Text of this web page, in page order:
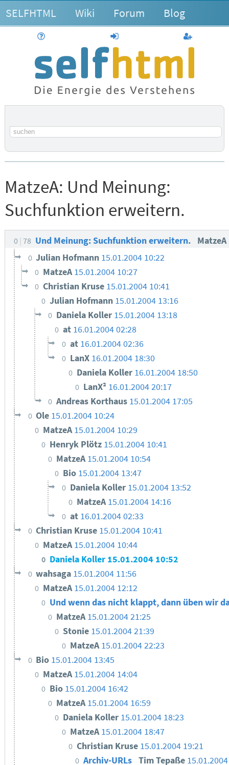
SELFHTML Wiki Forum Blog
anmelden
Suchbegriff
MatzeA: Und Meinung:
Suchfunktion erweitern.
0 78 Und Meinung: Suchfunktion erweitern. MatzeA
0 Julian Hofmann 15.01.2004 10:22
0 MatzeA15.01.2004 10:27
0 Christian Kruse 15.01.2004 10:41
0 Julian Hofmann 15.01.2004 13:16
0 Daniela Koller 15.01.2004 13:18
0 at 16.01.2004 02:28
0 at 16.01.2004 02:36
0 LanX 16.01.2004 18:30
0 Daniela Koller 16.01.2004 18:50
0 LanX² 16.01.2004 20:17
0 Andreas Korthaus 15.01.2004 17:05
0 Ole 15.01.2004 10:24
0 MatzeA15.01.2004 10:29
0 Henryk Plötz 15.01.2004 10:41
0 MatzeA15.01.2004 10:54
0 Bio 15.01.2004 13:47
0 Daniela Koller 15.01.2004 13:52
0 MatzeA15.01.2004 14:16
0 at 16.01.2004 02:33
0 Christian Kruse 15.01.2004 10:41
0 MatzeA15.01.2004 10:44
0 Daniela Koller 15.01.2004 10:52
0 wahsaga 15.01.2004 11:56
0 MatzeA15.01.2004 12:12
0 Und wenn das nicht klappt, dann üben wir
0 MatzeA15.01.2004 21:25
0 Stonie 15.01.2004 21:39
0 MatzeA15.01.2004 22:23
0 Bio 15.01.2004 13:45
0 MatzeA15.01.2004 14:04
0 Bio 15.01.2004 16:42
0 MatzeA15.01.2004 16:59
0 Daniela Koller 15.01.2004 18:23
0 MatzeA15.01.2004 18:47
0 Christian Kruse 15.01.2004 19:21
0 Archiv-URLs Tim Tepaße